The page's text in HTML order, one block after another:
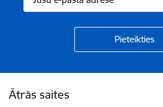
Ātrās saites